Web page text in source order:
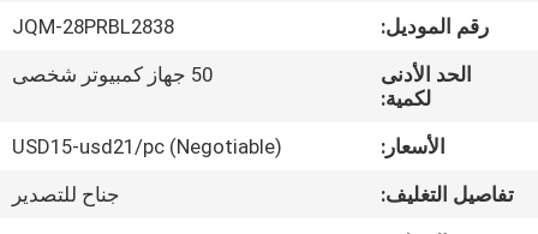
المصنع
مراقبة
الجودة
رقم الموديل:
JQM-28PRBL2838
الحد الأدنى
لكمية:
50 جهاز كمبيوتر شخصى
الأسعار:
USD15-usd21/pc (Negotiable)
تفاصيل التغليف:
جناح للتصدير